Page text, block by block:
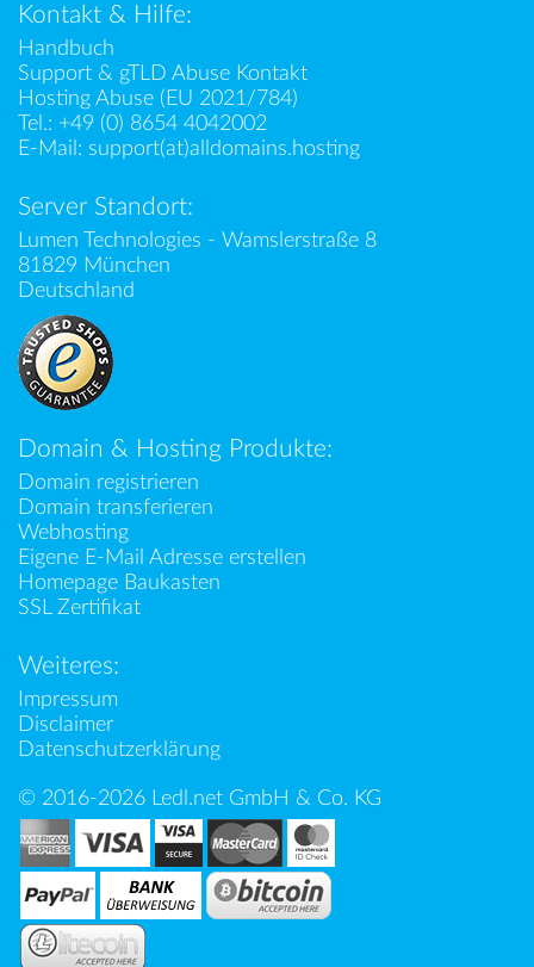
Kontakt & Hilfe:
Handbuch
Support & gTLD Abuse Kontakt
Hosting Abuse (EU 2021/784)
Tel.: +49 (0) 8654 4042002
E-Mail: support(at)alldomains.hosting
Server Standort:
Lumen Technologies - Wamslerstraße 8
81829 München
Deutschland
Domain & Hosting Produkte:
Domain registrieren
Domain transferieren
Webhosting
Eigene E-Mail Adresse erstellen
Homepage Baukasten
SSL Zertifikat
Weiteres:
Impressum
Disclaimer
Datenschutzerklärung
© 2016-2026 Ledl.net GmbH & Co. KG